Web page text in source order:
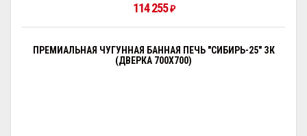
114 255₽
ПРЕМИАЛЬНАЯ ЧУГУННАЯ БАННАЯ ПЕЧЬ "СИБИРЬ-25" ЗК
(ДВЕРКА 700Х700)